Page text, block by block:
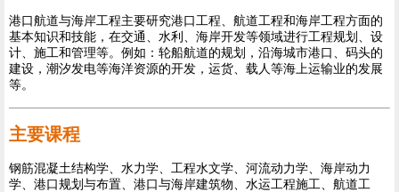
港口航道与海岸工程主要研究港口工程、航道工程和海岸工程方面的
基本知识和技能，在交通、水利、海岸开发等领域进行工程规划、设
计、施工和管理等。例如：轮船航道的规划，沿海城市港口、码头的
建设，潮汐发电等海洋资源的开发，运货、载人等海上运输业的发展
等。
主要课程
钢筋混凝土结构学、水力学、工程水文学、河流动力学、海岸动力
学、港口规划与布置、港口与海岸建筑物、水运工程施工、航道工